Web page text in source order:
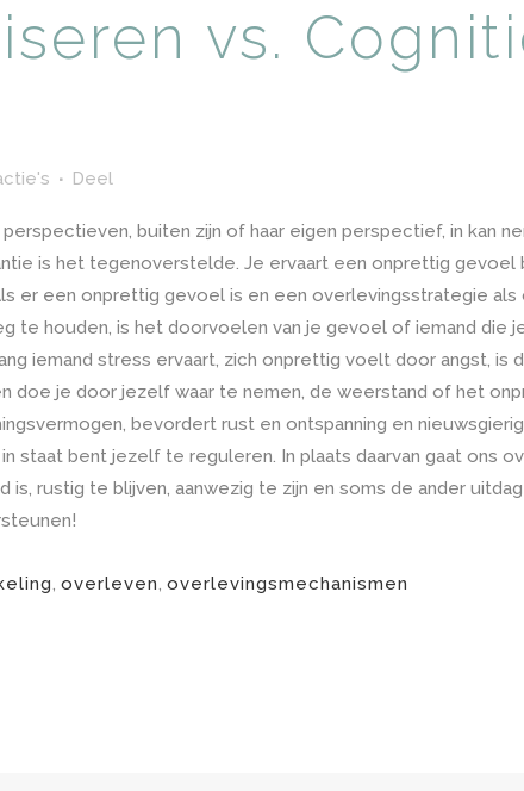
vs.
Deel
buiten zijn of haar eigen perspectief, in kan
is het tegenoverstelde. Je ervaart een onprettig
er een onprettig gevoel is en een overlevingsstrategie als
te houden, is het doorvoelen van je gevoel of iemand die
iemand stress ervaart, zich onprettig voelt door angst, is
doe je door jezelf waar te nemen, de weerstand of het
bevordert rust en ontspanning en
staat bent jezelf te reguleren. In plaats daarvan gaat ons
is, rustig te blijven, aanwezig te zijn en soms de ander
, overleven, overlevingsmechanismen